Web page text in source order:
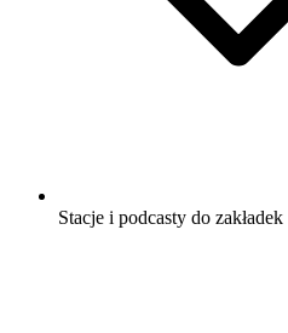
Stacje i podcasty do zakładek